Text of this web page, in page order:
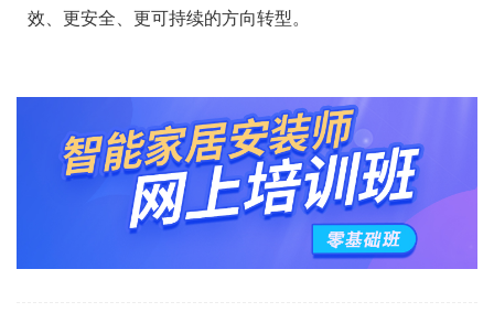
效、更安全、更可持续的方向转型。